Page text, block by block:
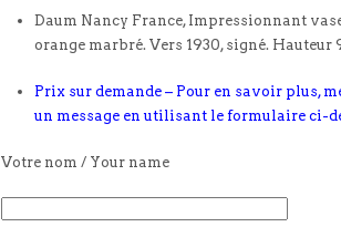
Daum Nancy France, Impressionnant
orange marbré. Vers 1930, signé. Hauteur
Prix sur demande – Pour en savoir plus,
un message en utilisant le formulaire ci-
Votre nom / Your name